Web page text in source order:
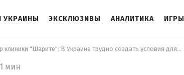
УКРАИНЫ ЭКСКЛЮЗИВЫ АНАЛИТИКА ИГРЫ
Директор клиники "Шарите": В Украине трудно создать условия для лечения Тимошенко
1 мин